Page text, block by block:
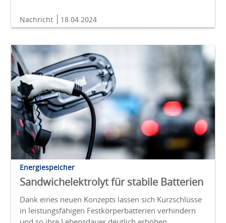
Nachricht 18.04.2024
Energiespeicher
Sandwichelektrolyt für stabile Batterien
Dank eines neuen Konzepts lassen sich Kurzschlüsse
in leistungsfähigen Festkörperbatterien verhindern